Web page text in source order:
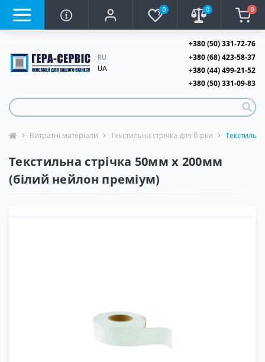
0 0 0
RU
UA
+380 (50) 331-72-76
+380 (68) 423-58-37
+380 (44) 499-21-52
+380 (50) 331-09-83
Витратні матеріали Текстильна стрічка для бірки
Текстильна стрічка 50мм х 200мм
(білий нейлон преміум)